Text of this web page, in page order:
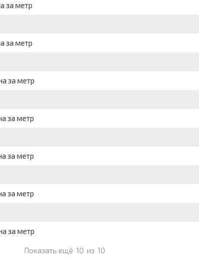
за метр
за метр
за метр
за метр
за метр
за метр
за метр
Показать ещё 10 из 10